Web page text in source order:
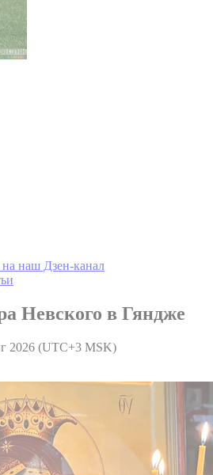
наш Дзен-канал
Невского в Гяндже
2026 (UTC+3 MSK)